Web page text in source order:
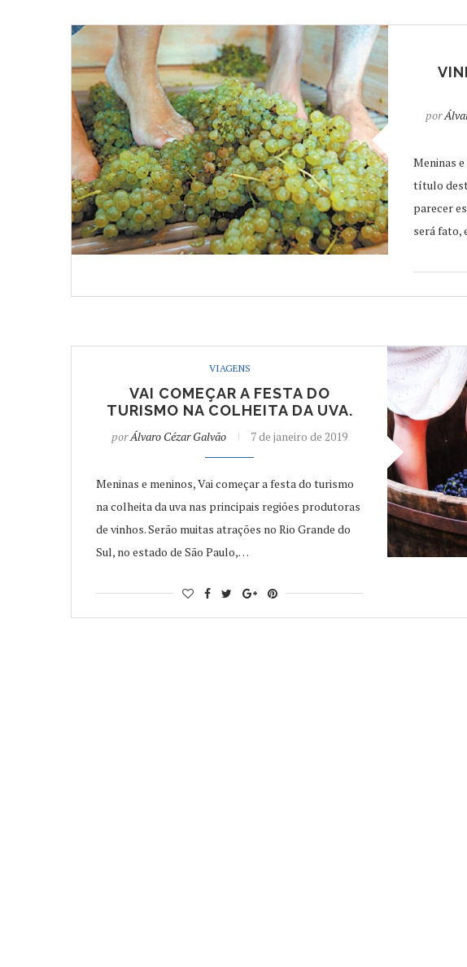
por
Meninas
título
parecer
será fato,
VIAGENS
VAI COMEÇAR A FESTA DO
TURISMO NA COLHEITA DA UVA.
porÁlvaro Cézar Galvão 7 de janeiro de 2019
Meninas e meninos, Vai começar a festa do turismo
na colheita da uva nas principais regiões produtoras
de vinhos. Serão muitas atrações no Rio Grande do
Sul, no estado de São Paulo,…